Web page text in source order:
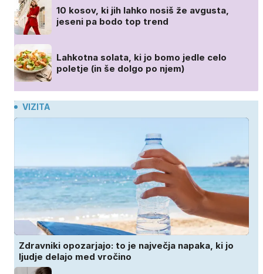
10 kosov, ki jih lahko nosiš že avgusta,
jeseni pa bodo top trend
Lahkotna solata, ki jo bomo jedle celo
poletje (in še dolgo po njem)
VIZITA
Zdravniki opozarjajo: to je največja napaka, ki jo
ljudje delajo med vročino